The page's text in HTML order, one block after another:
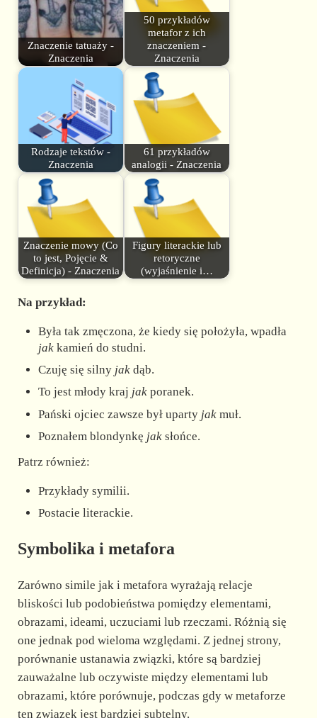
Znaczenie tatuaży -
Znaczenia
50 przykładów
metafor z ich
znaczeniem -
Znaczenia
Rodzaje tekstów -
Znaczenia
61 przykładów
analogii - Znaczenia
Znaczenie mowy (Co
to jest, Pojęcie &
Definicja) - Znaczenia
Figury literackie lub
retoryczne
(wyjaśnienie i…
Na przykład:
Była tak zmęczona, że kiedy się położyła, wpadła
jak kamień do studni.
Czuję się silny jak dąb.
To jest młody kraj jak poranek.
Pański ojciec zawsze był uparty jak muł.
Poznałem blondynkę jak słońce.
Patrz również:
Przykłady symilii.
Postacie literackie.
Symbolika i metafora
Zarówno simile jak i metafora wyrażają relacje
bliskości lub podobieństwa pomiędzy elementami,
obrazami, ideami, uczuciami lub rzeczami. Różnią się
one jednak pod wieloma względami. Z jednej strony,
porównanie ustanawia związki, które są bardziej
zauważalne lub oczywiste między elementami lub
obrazami, które porównuje, podczas gdy w metaforze
ten związek jest bardziej subtelny.